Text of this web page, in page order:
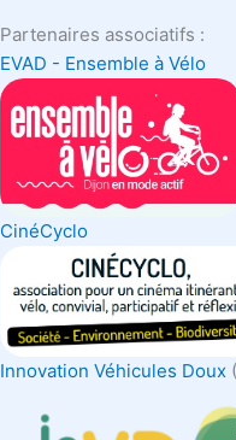
Partenaires associatifs :
EVAD - Ensemble à Vélo
CinéCyclo
Innovation Véhicules Doux